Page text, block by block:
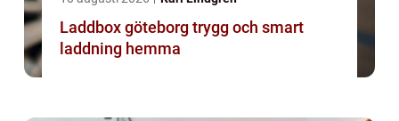
Laddbox göteborg trygg och smart
laddning hemma